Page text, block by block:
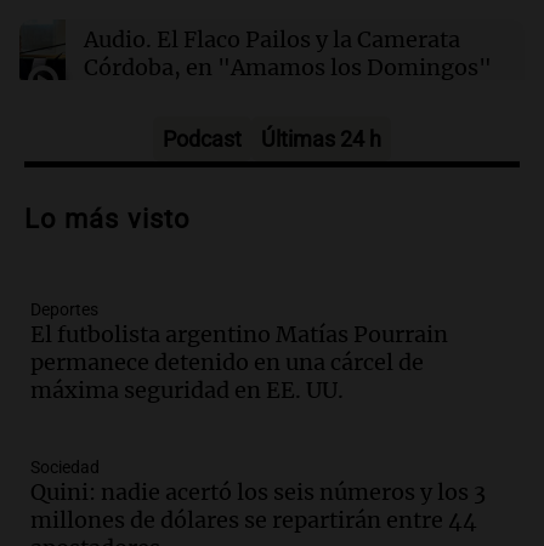
Audio. El Flaco Pailos y la Camerata
Córdoba, en "Amamos los Domingos"
hablaron de su obra en Cadena 3
Audio.
recuerdo del paso de Juan Pablo II: "Te
traspasaba con la mirada"
Amamos los Domingos
Audio.
un imperdible cordobés para los
amantes de la astronomía
Podcast Últimas 24 h
Lo más visto
Deportes
El futbolista argentino Matías Pourrain
permanece detenido en una cárcel de
máxima seguridad en EE. UU.
Sociedad
Quini: nadie acertó los seis números y los 3
millones de dólares se repartirán entre 44